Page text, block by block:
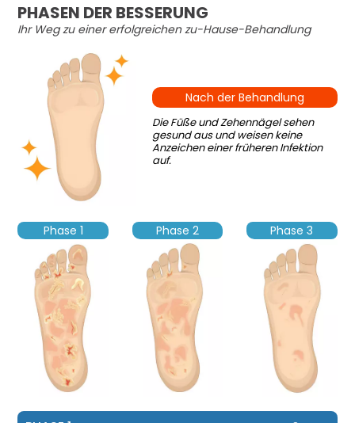
PHASEN DER BESSERUNG
Ihr Weg zu einer erfolgreichen zu-Hause-Behandlung
Nach der Behandlung
Die Füße und Zehennägel sehen
gesund aus und weisen keine
Anzeichen einer früheren Infektion
auf.
Phase 1 Phase 2 Phase 3